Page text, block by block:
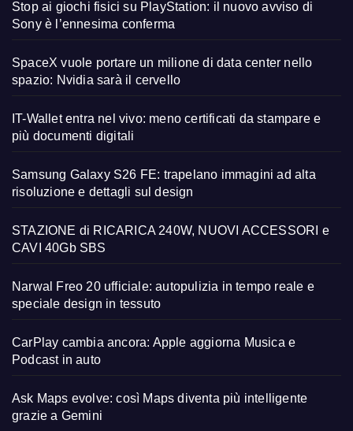
Stop ai giochi fisici su PlayStation: il nuovo avviso di
Sony è l’ennesima conferma
SpaceX vuole portare un milione di data center nello
spazio: Nvidia sarà il cervello
IT-Wallet entra nel vivo: meno certificati da stampare e
più documenti digitali
Samsung Galaxy S26 FE: trapelano immagini ad alta
risoluzione e dettagli sul design
STAZIONE di RICARICA 240W, NUOVI ACCESSORI e
CAVI 40Gb SBS
Narwal Freo 20 ufficiale: autopulizia in tempo reale e
speciale design in tessuto
CarPlay cambia ancora: Apple aggiorna Musica e
Podcast in auto
Ask Maps evolve: così Maps diventa più intelligente
grazie a Gemini